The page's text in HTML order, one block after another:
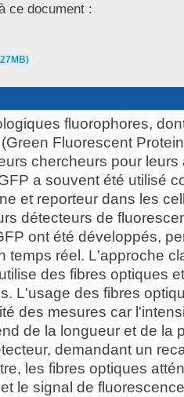
ce document :
fluorophores,
Fluorescent
chercheurs pour
a souvent été utilisé
et reporteur dans les
détecteurs de
ont été développés,
temps réel. L'approche
des fibres optiques
L'usage des fibres
des mesures car
de la longueur et de la
demandant un
les fibres optiques
le signal de